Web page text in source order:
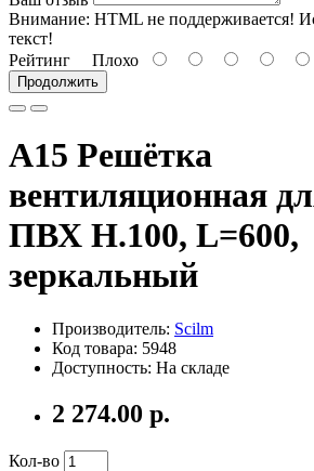
Внимание: HTML не поддерживается!
текст!
Рейтинг Плохо
Продолжить
A15 Решётка
вентиляционная
ПВХ H.100, L=600,
зеркальный
Производитель: Scilm
Код товара: 5948
Доступность: На складе
2 274.00 р.
Кол-во